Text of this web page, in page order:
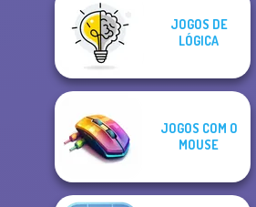
JOGOS DE
LÓGICA
JOGOS COM O
MOUSE